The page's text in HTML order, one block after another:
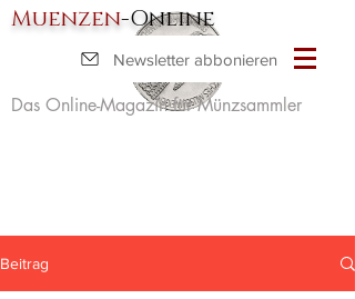
Muenzen-Online
Das Online-Magazin für Münzsammler
Newsletter abbonieren
Beitrag